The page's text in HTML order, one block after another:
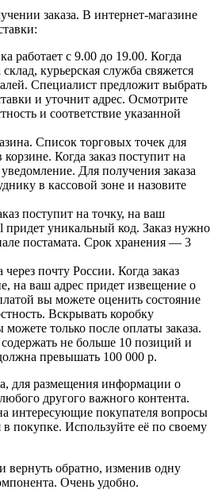
заказа. В интернет-магазине
работает с 9.00 до 19.00. Когда
курьерская служба свяжется
Специалист предложит выбрать
и уточнит адрес. Осмотрите
и соответствие указанной
Список торговых точек для
Когда заказ поступит на
Для получения заказа
в кассовой зоне и назовите
поступит на точку, на ваш
придет уникальный код. Заказ нужно
постамата. Срок хранения — 3
через почту России. Когда заказ
на ваш адрес придет извещение о
вы можете оценить состояние
Вскрывать коробку
можете только после оплаты заказа.
не больше 10 позиций и
превышать 100 000 р.
для размещения информации о
другого важного контента.
интересующие покупателя вопросы
в покупке. Используйте её по своему
вернуть обратно, изменив одну
Очень удобно.